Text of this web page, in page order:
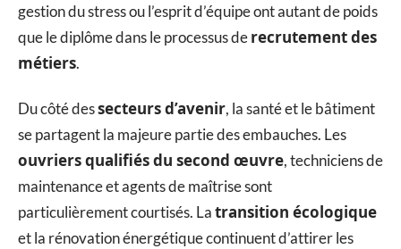
gestion du stress ou l’esprit d’équipe ont autant de poids
que le diplôme dans le processus derecrutement des
métiers.
Du côté dessecteurs d’avenir, la santé et le bâtiment
se partagent la majeure partie des embauches. Les
ouvriers qualifiés du second œuvre, techniciens de
maintenance et agents de maîtrise sont
particulièrement courtisés. Latransition écologique
et la rénovation énergétique continuent d’attirer les